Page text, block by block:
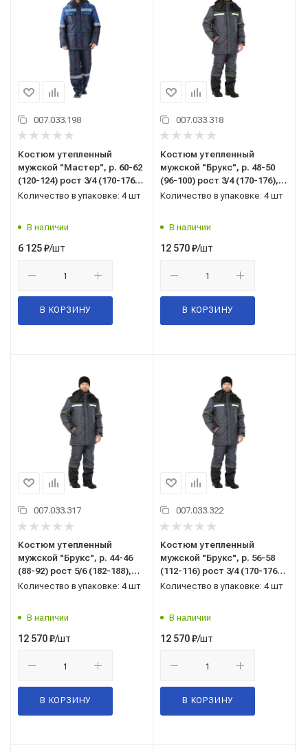
007.033.198
Костюм утепленный
мужской "Мастер", р. 60-62
(120-124) рост 3/4 (170-176),
(куртка/полукомбинезон),
Количество в упаковке: 4 шт
В наличии
6 125₽/шт
В КОРЗИНУ
007.033.318
Костюм утепленный
мужской "Брукс", р. 48-50
(96-100) рост 3/4 (170-176),
(куртка/брюки), темно-
Количество в упаковке: 4 шт
В наличии
12 570₽/шт
В КОРЗИНУ
007.033.317
Костюм утепленный
мужской "Брукс", р. 44-46
(88-92) рост 5/6 (182-188),
(куртка/брюки), темно-
Количество в упаковке: 4 шт
В наличии
12 570₽/шт
В КОРЗИНУ
007.033.322
Костюм утепленный
мужской "Брукс", р. 56-58
(112-116) рост 3/4 (170-176),
(куртка/брюки), темно-
Количество в упаковке: 4 шт
В наличии
12 570₽/шт
В КОРЗИНУ